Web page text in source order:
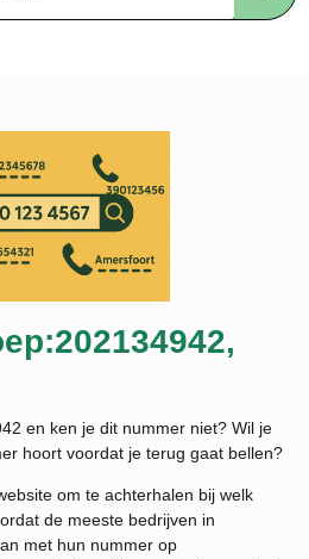
en ken je dit nummer niet? Wil je
hoort voordat je terug gaat bellen?
om te achterhalen bij welk
de meeste bedrijven in
met hun nummer op